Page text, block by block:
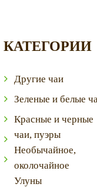
КАТЕГОРИИ
Другие чаи
Зеленые и белые
Красные и черные
чаи, пуэры
Необычайное,
околочайное
Улуны